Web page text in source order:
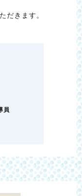
だきます。
員